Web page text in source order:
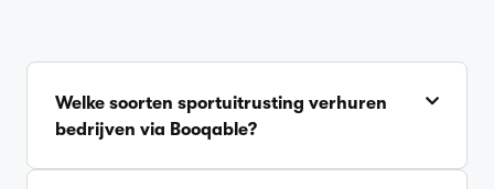
Welke soorten sportuitrusting verhuren
bedrijven via Booqable?